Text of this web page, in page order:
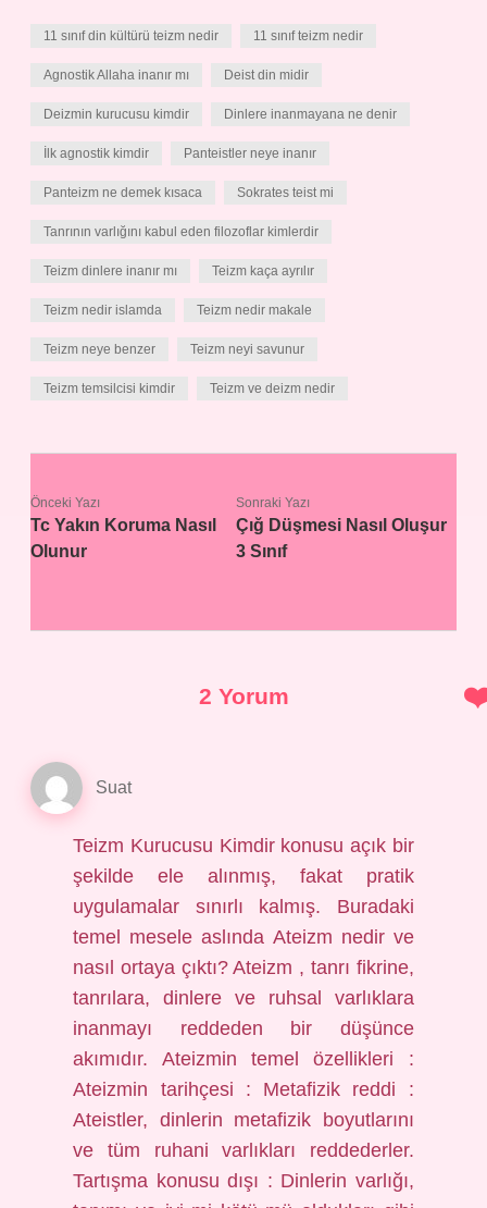
11 sınıf din kültürü teizm nedir 11 sınıf teizm nedir
Agnostik Allaha inanır mı Deist din midir
Deizmin kurucusu kimdir Dinlere inanmayana ne denir
İlk agnostik kimdir Panteistler neye inanır
Panteizm ne demek kısaca Sokrates teist mi
Tanrının varlığını kabul eden filozoflar kimlerdir
Teizm dinlere inanır mı Teizm kaça ayrılır
Teizm nedir islamda Teizm nedir makale
Teizm neye benzer Teizm neyi savunur
Teizm temsilcisi kimdir Teizm ve deizm nedir
Önceki Yazı
Tc Yakın Koruma Nasıl
Olunur
Sonraki Yazı
Çığ Düşmesi Nasıl Oluşur
3 Sınıf
2 Yorum
Suat
Teizm Kurucusu Kimdir konusu açık bir
şekilde ele alınmış, fakat pratik
uygulamalar sınırlı kalmış. Buradaki
temel mesele aslında Ateizm nedir ve
nasıl ortaya çıktı? Ateizm , tanrı fikrine,
tanrılara, dinlere ve ruhsal varlıklara
inanmayı reddeden bir düşünce
akımıdır. Ateizmin temel özellikleri :
Ateizmin tarihçesi : Metafizik reddi :
Ateistler, dinlerin metafizik boyutlarını
ve tüm ruhani varlıkları reddederler.
Tartışma konusu dışı : Dinlerin varlığı,